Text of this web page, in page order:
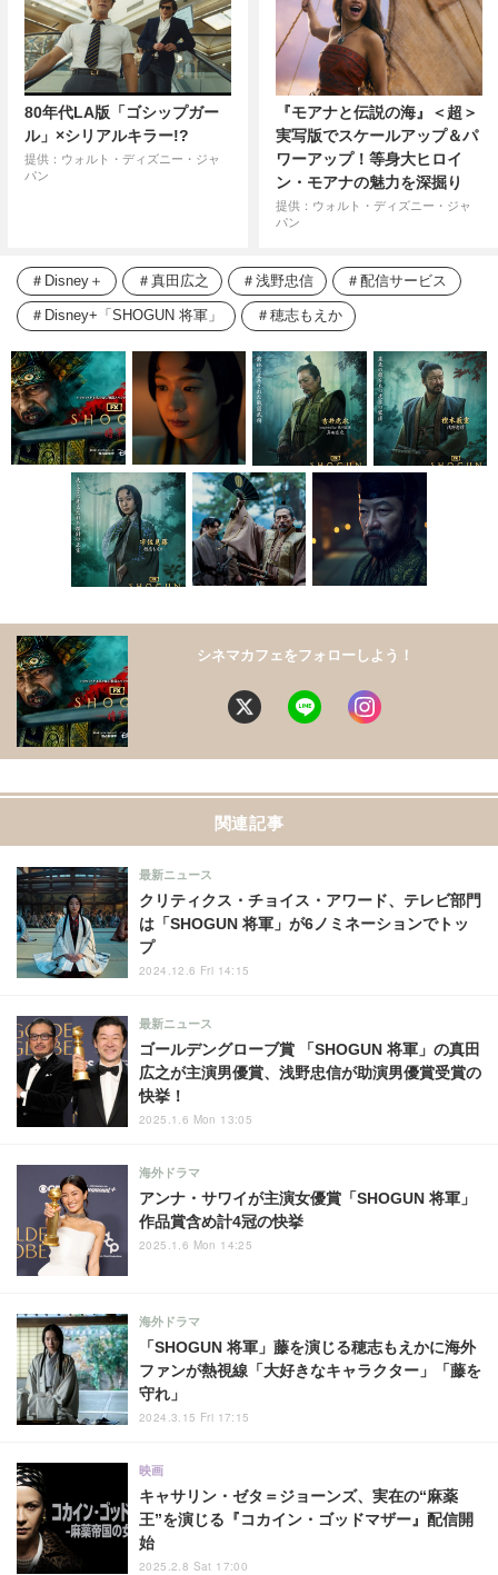
80年代LA版「ゴシップガー
ル」×シリアルキラー!?
提供：ウォルト・ディズニー・ジャ
パン
『モアナと伝説の海』＜超＞
実写版でスケールアップ＆パ
ワーアップ！等身大ヒロイ
ン・モアナの魅力を深掘り
提供：ウォルト・ディズニー・ジャ
パン
Disney＋ 真田広之 浅野忠信 配信サービス
Disney+「SHOGUN 将軍」 穂志もえか
シネマカフェをフォローしよう！
関連記事
クリティクス・チョイス・アワード、テレビ部門
は「SHOGUN 将軍」が6ノミネーションでトッ
プ
最新ニュース
2024.12.6 Fri 14:15
ゴールデングローブ賞 「SHOGUN 将軍」の真田
広之が主演男優賞、浅野忠信が助演男優賞受賞の
快挙！
最新ニュース
2025.1.6 Mon 13:05
アンナ・サワイが主演女優賞「SHOGUN 将軍」
作品賞含め計4冠の快挙
海外ドラマ
2025.1.6 Mon 14:25
「SHOGUN 将軍」藤を演じる穂志もえかに海外
ファンが熱視線「大好きなキャラクター」「藤を
守れ」
海外ドラマ
2024.3.15 Fri 17:15
キャサリン・ゼタ＝ジョーンズ、実在の“麻薬
王”を演じる『コカイン・ゴッドマザー』配信開
始
映画
2025.2.8 Sat 17:00